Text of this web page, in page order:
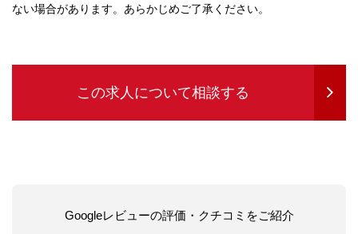
ない場合があります。あらかじめご了承ください。
この求人について相談する
Googleレビューの評価・クチコミをご紹介